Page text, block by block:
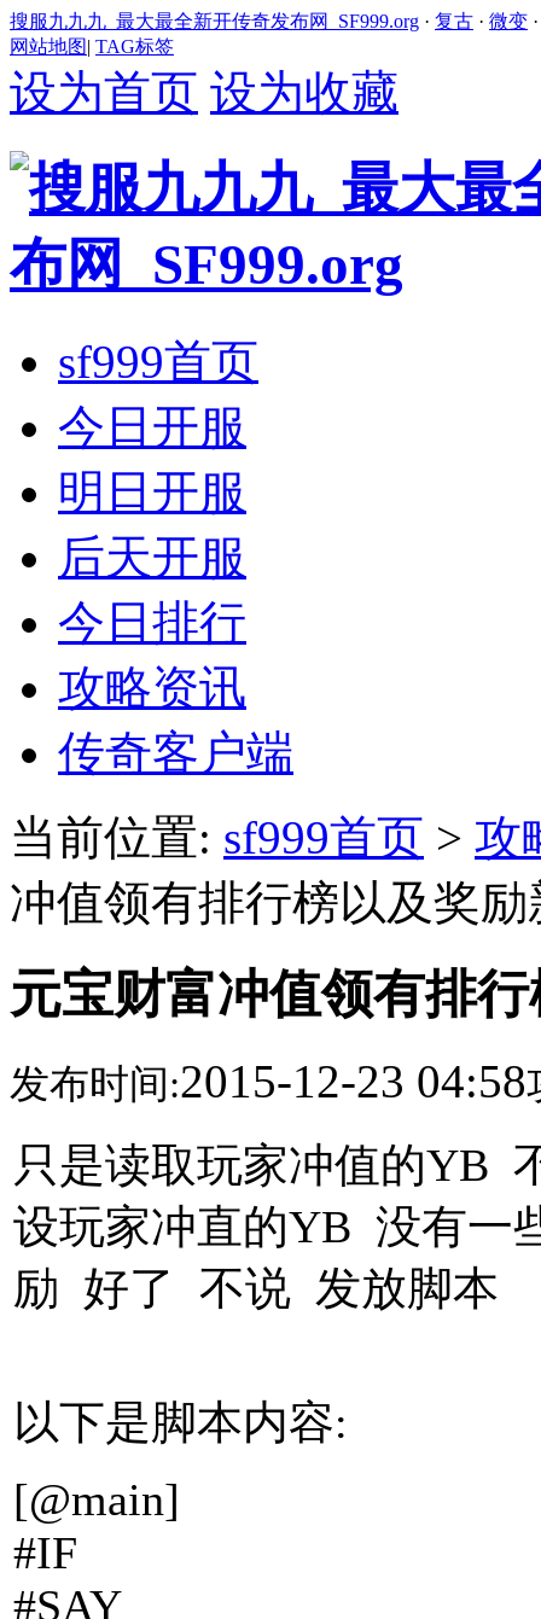
搜服九九九_最大最全新开传奇发布网_SF999.org · 复古 · 微变
网站地图| TAG标签
设为首页 设为收藏
sf999首页
今日开服
明日开服
后天开服
今日排行
攻略资讯
传奇客户端
当前位置: sf999首页 > 攻
冲值领有排行榜以及奖
元宝财富冲值领有排
发布时间:2015-12-23 04:58
只是读取玩家冲值的YB
设玩家冲直的YB 没有一
励 好了 不说 发放脚本
以下是脚本内容:
[@main]
#IF
#SAY